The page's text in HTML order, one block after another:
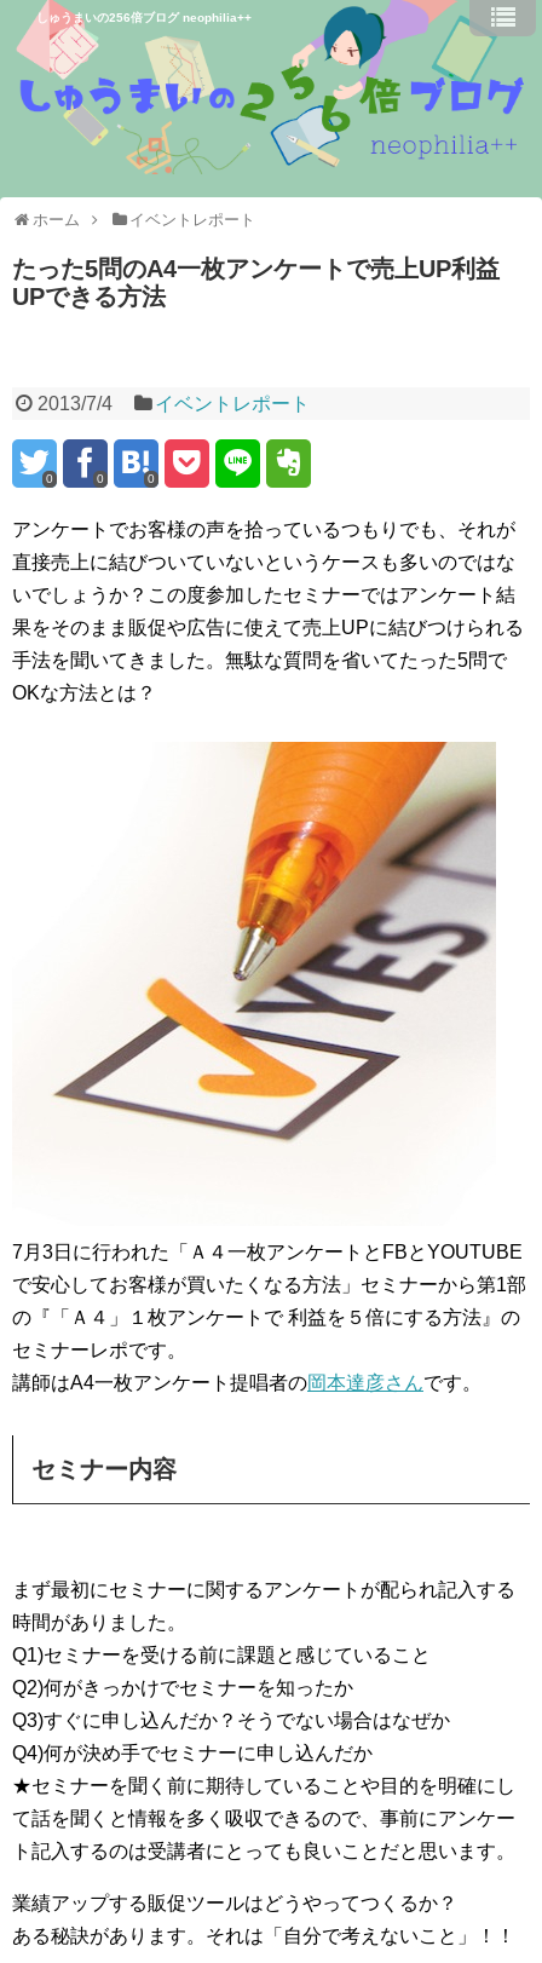
しゅうまいの256倍ブログ neophilia++
ホーム イベントレポート
たった5問のA4一枚アンケートで売上UP利益
UPできる方法
2013/7/4 イベントレポート
0 0 0
アンケートでお客様の声を拾っているつもりでも、それが
直接売上に結びついていないというケースも多いのではな
いでしょうか？この度参加したセミナーではアンケート結
果をそのまま販促や広告に使えて売上UPに結びつけられる
手法を聞いてきました。無駄な質問を省いてたった5問で
OKな方法とは？
7月3日に行われた「Ａ４一枚アンケートとFBとYOUTUBE
で安心してお客様が買いたくなる方法」セミナーから第1部
の『「Ａ４」１枚アンケートで 利益を５倍にする方法』の
セミナーレポです。
講師はA4一枚アンケート提唱者の岡本達彦さんです。
セミナー内容
まず最初にセミナーに関するアンケートが配られ記入する
時間がありました。
Q1)セミナーを受ける前に課題と感じていること
Q2)何がきっかけでセミナーを知ったか
Q3)すぐに申し込んだか？そうでない場合はなぜか
Q4)何が決め手でセミナーに申し込んだか
★セミナーを聞く前に期待していることや目的を明確にし
て話を聞くと情報を多く吸収できるので、事前にアンケー
ト記入するのは受講者にとっても良いことだと思います。
業績アップする販促ツールはどうやってつくるか？
ある秘訣があります。それは「自分で考えないこと」！！